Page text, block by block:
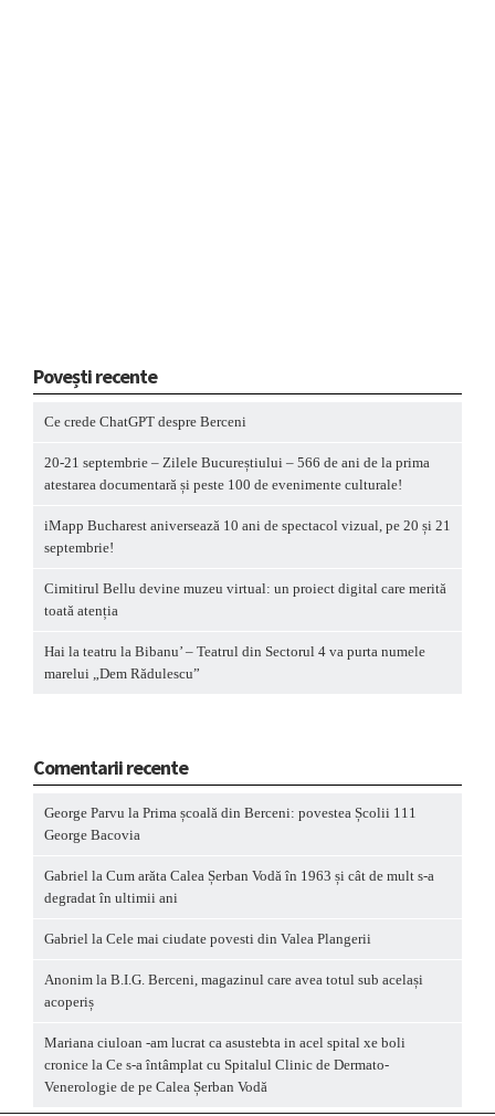
Povești recente
Ce crede ChatGPT despre Berceni
20-21 septembrie – Zilele Bucureștiului – 566 de ani de la prima
atestarea documentară și peste 100 de evenimente culturale!
iMapp Bucharest aniversează 10 ani de spectacol vizual, pe 20 și 21
septembrie!
Cimitirul Bellu devine muzeu virtual: un proiect digital care merită
toată atenția
Hai la teatru la Bibanu’ – Teatrul din Sectorul 4 va purta numele
marelui „Dem Rădulescu”
Comentarii recente
George Parvu la Prima școală din Berceni: povestea Școlii 111
George Bacovia
Gabriel la Cum arăta Calea Șerban Vodă în 1963 și cât de mult s-a
degradat în ultimii ani
Gabriel la Cele mai ciudate povesti din Valea Plangerii
Anonim la B.I.G. Berceni, magazinul care avea totul sub același
acoperiș
Mariana ciuloan -am lucrat ca asustebta in acel spital xe boli
cronice la Ce s-a întâmplat cu Spitalul Clinic de Dermato-
Venerologie de pe Calea Șerban Vodă